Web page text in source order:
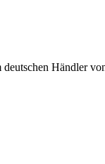
Händler